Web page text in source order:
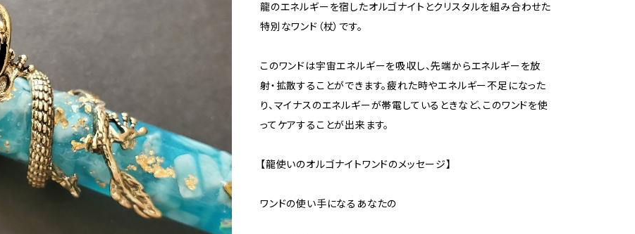
龍のエネルギーを宿したオルゴナイトとクリスタルを組み合わせた
特別なワンド（杖）です。
このワンドは宇宙エネルギーを吸収し、先端からエネルギーを放
射・拡散することができます。疲れた時やエネルギー不足になった
り、マイナスのエネルギーが帯電しているときなど、このワンドを使
ってケアすることが出来ます。
【龍使いのオルゴナイトワンドのメッセージ】
ワンドの使い手になるあなたの